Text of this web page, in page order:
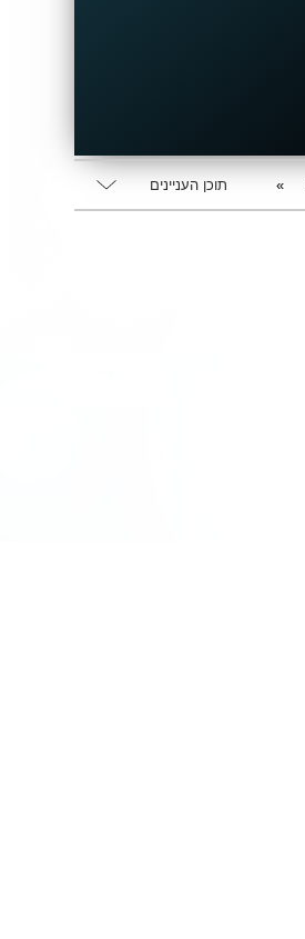
תוכן העניינים